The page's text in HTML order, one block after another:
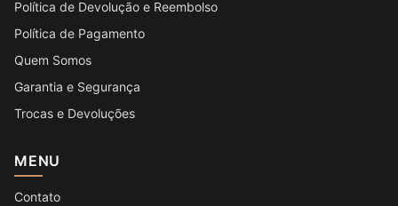
Política de Devolução e Reembolso
Política de Pagamento
Quem Somos
Garantia e Segurança
Trocas e Devoluções
MENU
Contato